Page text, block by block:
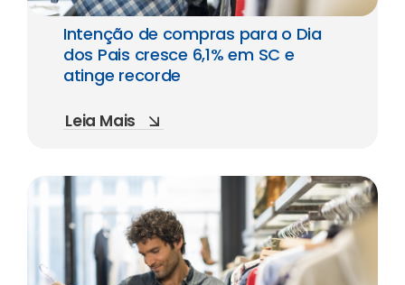
Intenção de compras para o Dia
dos Pais cresce 6,1% em SC e
atinge recorde
Leia Mais